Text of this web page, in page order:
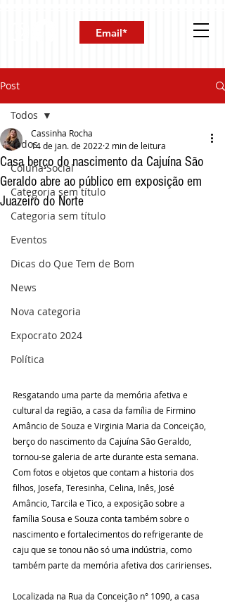
Post
Todos
Coluna Social
Categoria sem título
Categoria sem título
Eventos
Dicas do Que Tem de Bom
News
Nova categoria
Expocrato 2024
Política
Todos
Casa berço do nascimento da Cajuína São
Geraldo abre ao público em exposição em
Juazeiro do Norte
Cassinha Rocha
14 de jan. de 2022 2 min de leitura
Resgatando uma parte da memória afetiva e
cultural da região, a casa da família de Firmino
Amâncio de Souza e Virginia Maria da Conceição,
berço do nascimento da Cajuína São Geraldo,
tornou-se galeria de arte durante esta semana.
Com fotos e objetos que contam a historia dos
filhos, Josefa, Teresinha, Celina, Inês, José
Amâncio, Tarcila e Tico, a exposição sobre a
família Sousa e Souza conta também sobre o
nascimento e fortalecimentos do refrigerante de
caju que se tonou não só uma indústria, como
também parte da memória afetiva dos caririenses.
Localizada na Rua da Conceição n° 1090, a casa